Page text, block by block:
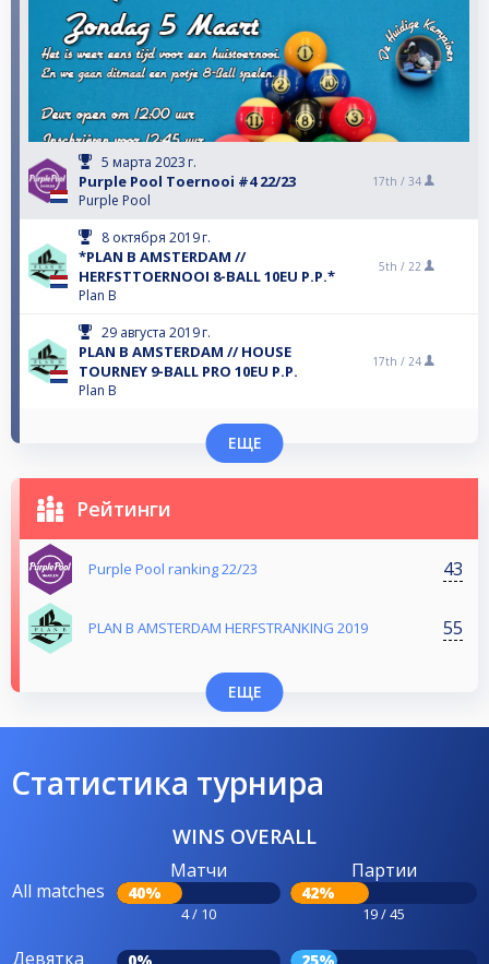
5 марта 2023 г.
Purple Pool Toernooi #4 22/23
Purple Pool
17th / 34
8 октября 2019 г.
*PLAN B AMSTERDAM //
HERFSTTOERNOOI 8-BALL 10EU P.P.*
Plan B
5th / 22
29 августа 2019 г.
PLAN B AMSTERDAM // HOUSE
TOURNEY 9-BALL PRO 10EU P.P.
Plan B
17th / 24
ЕЩЕ
Рейтинги
Purple Pool ranking 22/23 43
PLAN B AMSTERDAM HERFSTRANKING 2019 55
ЕЩЕ
Статистика турнира
WINS OVERALL
All matches
Матчи
40%
4 / 10
Партии
42%
19 / 45
Девятка